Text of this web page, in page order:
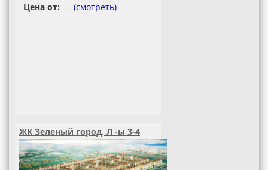
Цена от: --- (смотреть)
ЖК Зеленый город, Л -ы 3-4